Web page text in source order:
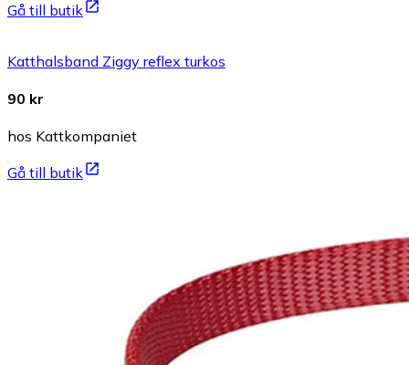
Gå till butik
Katthalsband Ziggy reflex turkos
90 kr
hos Kattkompaniet
Gå till butik